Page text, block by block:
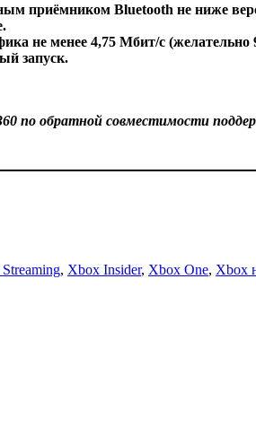
приёмником Bluetooth не ниже
не менее 4,75 Мбит/с (желательно
запуск.
по обратной совместимости
, Xbox Insider, Xbox One, Xbox